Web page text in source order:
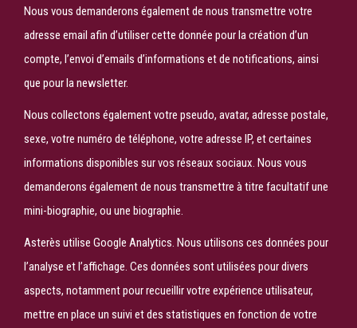
Nous vous demanderons également de nous transmettre votre
adresse email afin d’utiliser cette donnée pour la création d’un
compte, l’envoi d’emails d’informations et de notifications, ainsi
que pour la newsletter.
Nous collectons également votre pseudo, avatar, adresse postale,
sexe, votre numéro de téléphone, votre adresse IP, et certaines
informations disponibles sur vos réseaux sociaux. Nous vous
demanderons également de nous transmettre à titre facultatif une
mini-biographie, ou une biographie.
Asterès utilise Google Analytics. Nous utilisons ces données pour
l’analyse et l’affichage. Ces données sont utilisées pour divers
aspects, notamment pour recueillir votre expérience utilisateur,
mettre en place un suivi et des statistiques en fonction de votre